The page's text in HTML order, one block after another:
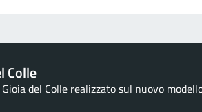
Colle
del Colle realizzato sul nuovo